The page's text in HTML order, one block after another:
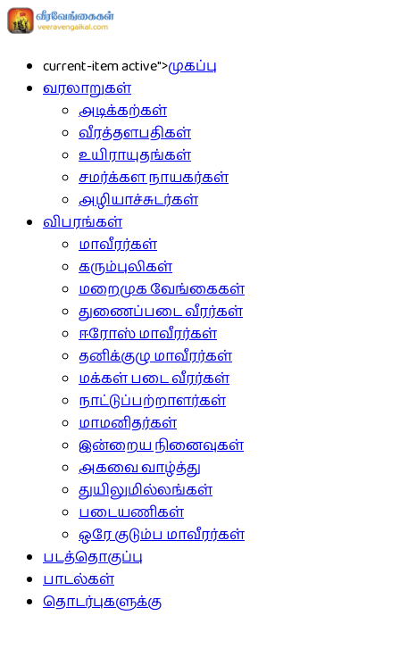
current-item active">முகப்பு
வரலாறுகள்
அடிக்கற்கள்
வீரத்தளபதிகள்
உயிராயுதங்கள்
சமர்க்கள நாயகர்கள்
அழியாச்சுடர்கள்
விபரங்கள்
மாவீரர்கள்
கரும்புலிகள்
மறைமுக வேங்கைகள்
துணைப்படை வீரர்கள்
ஈரோஸ் மாவீரர்கள்
தனிக்குழு மாவீரர்கள்
மக்கள் படை வீரர்கள்
நாட்டுப்பற்றாளர்கள்
மாமனிதர்கள்
இன்றைய நினைவுகள்
அகவை வாழ்த்து
துயிலுமில்லங்கள்
படையணிகள்
ஒரே குடும்ப மாவீரர்கள்
படத்தொகுப்பு
பாடல்கள்
தொடர்புகளுக்கு